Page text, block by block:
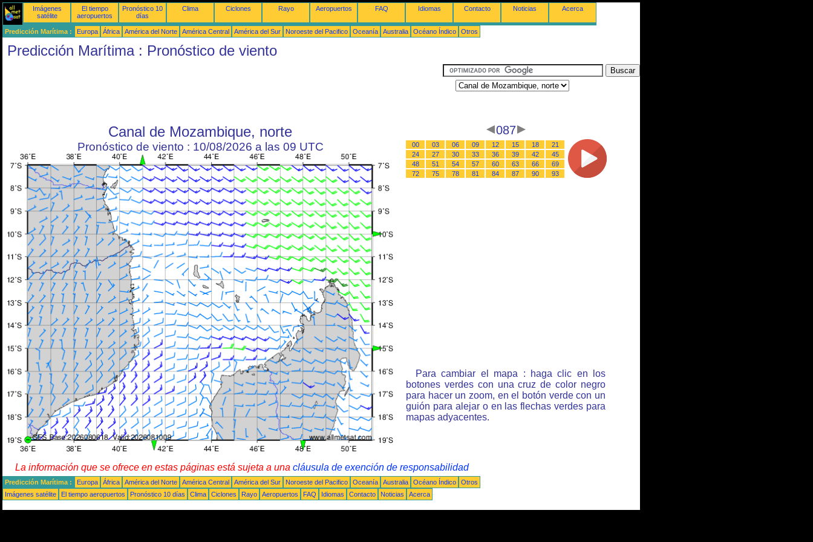
Imágenes
satélite
El tiempo
aeropuertos
Pronóstico 10
días
Clima Ciclones Rayo Aeropuertos FAQ Idiomas Contacto Noticias Acerca
Predicción Marítima : Europa África América del Norte América Central América del Sur Noroeste del Pacifico Oceanía Australia Océano Índico Otros
Predicción Marítima : Pronóstico de viento
Canal de Mozambique, norte
Pronóstico de viento : 10/08/2026 a las 09 UTC
087
00 03 06 09 12 15 18
21
24
27 30 33 36 39 42
45
48
51 54 57 60 63 66
69
72
75 78 81 84 87 90 93
Para cambiar el mapa : haga clic en los
botones verdes con una cruz de color negro
para hacer un zoom, en el botón verde con un
guión para alejar o en las flechas verdes para
mapas adyacentes.
La información que se ofrece en estas páginas está sujeta a una cláusula de exención de responsabilidad
Predicción Marítima : Europa África América del Norte América Central América del Sur Noroeste del Pacifico Oceanía Australia Océano Índico
Otros
Imágenes satélite
El tiempo aeropuertos Pronóstico 10 días Clima Ciclones Rayo Aeropuertos FAQ Idiomas Contacto Noticias Acerca